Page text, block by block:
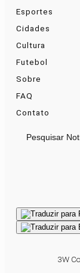
Esportes
Cidades
Cultura
Futebol
Sobre
FAQ
Contato
Pesquisar
3W